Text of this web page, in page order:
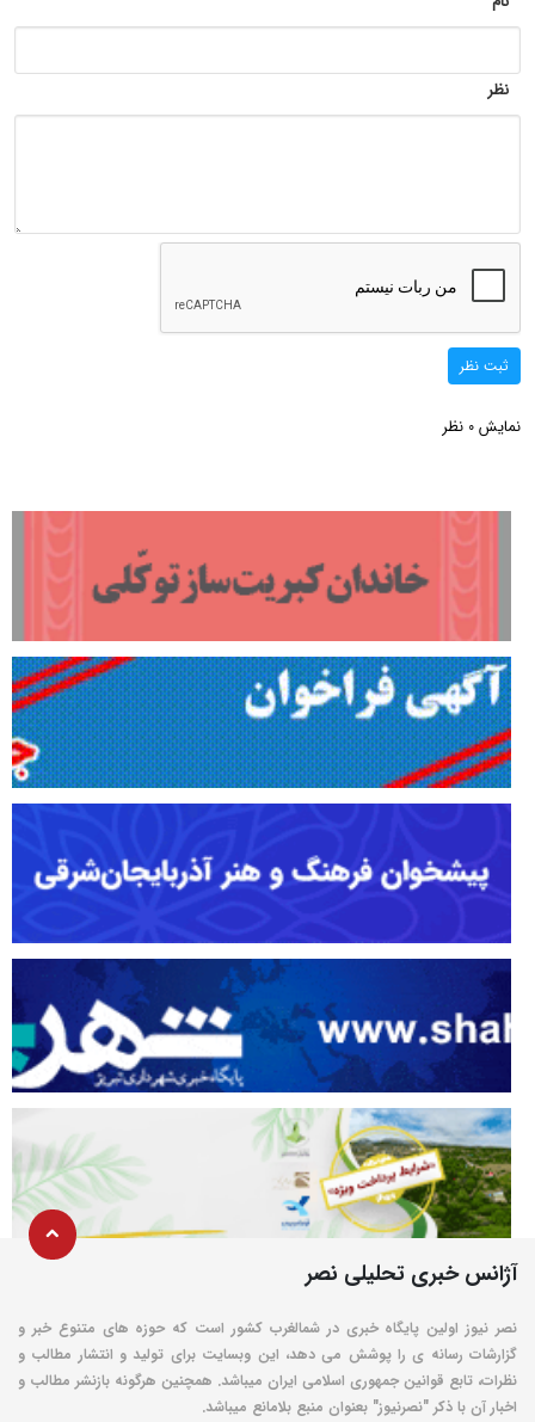
نظر
ثبت نظر
نمایش 0 نظر
آژانس خبری تحلیلی نصر
نصر نیوز اولین پایگاه خبری در شمالغرب کشور است که حوزه های متنوع خبر و
گزارشات رسانه ی را پوشش می دهد، این وبسایت برای تولید و انتشار مطالب و
نظرات، تابع قوانین جمهوری اسلامی ایران میباشد. همچنین هرگونه بازنشر مطالب و
اخبار آن با ذکر "نصرنیوز" بعنوان منبع بلامانع میباشد.